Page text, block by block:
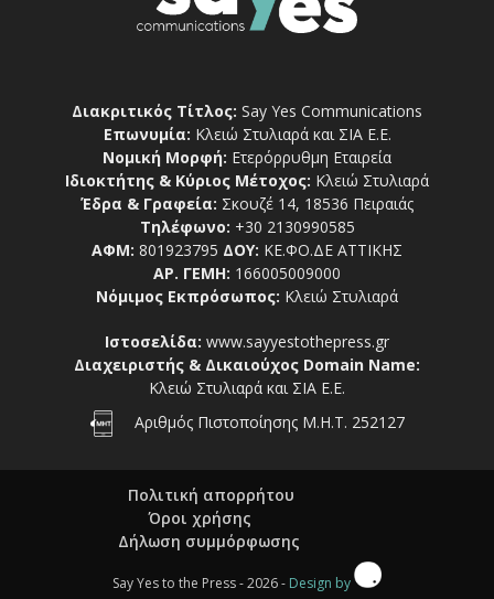
Διακριτικός Τίτλος: Say Yes Communications
Επωνυμία: Κλειώ Στυλιαρά και ΣΙΑ Ε.Ε.
Νομική Μορφή: Ετερόρρυθμη Εταιρεία
Ιδιοκτήτης & Κύριος Μέτοχος: Κλειώ Στυλιαρά
Έδρα & Γραφεία: Σκουζέ 14, 18536 Πειραιάς
Τηλέφωνο: +30 2130990585
ΑΦΜ: 801923795 ΔΟΥ: ΚΕ.ΦΟ.ΔΕ ΑΤΤΙΚΗΣ
ΑΡ. ΓΕΜΗ: 166005009000
Νόμιμος Εκπρόσωπος: Κλειώ Στυλιαρά
Ιστοσελίδα: www.sayyestothepress.gr
Διαχειριστής & Δικαιούχος Domain Name:
Κλειώ Στυλιαρά και ΣΙΑ Ε.Ε.
Αριθμός Πιστοποίησης Μ.Η.Τ. 252127
Πολιτική απορρήτου
Όροι χρήσης
Δήλωση συμμόρφωσης
Say Yes to the Press - 2026 - Design by